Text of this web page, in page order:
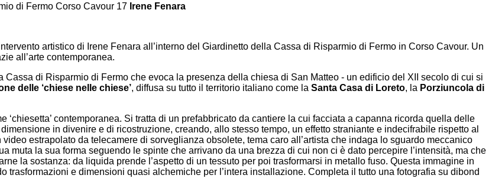
di Fermo Corso Cavour 17 Irene Fenara
artistico di Irene Fenara all’interno del Giardinetto della Cassa di Risparmio di Fermo in Corso Cavour. Un
all’arte contemporanea.
Cassa di Risparmio di Fermo che evoca la presenza della chiesa di San Matteo - un edificio del XII secolo di cui si
delle ‘chiese nelle chiese’, diffusa su tutto il territorio italiano come la Santa Casa di Loreto, la Porziuncola di
‘chiesetta’ contemporanea. Si tratta di un prefabbricato da cantiere la cui facciata a capanna ricorda quella delle
in divenire e di ricostruzione, creando, allo stesso tempo, un effetto straniante e indecifrabile rispetto al
estrapolato da telecamere di sorveglianza obsolete, tema caro all’artista che indaga lo sguardo meccanico
muta la sua forma seguendo le spinte che arrivano da una brezza di cui non ci è dato percepire l’intensità, ma che
la sostanza: da liquida prende l’aspetto di un tessuto per poi trasformarsi in metallo fuso. Questa immagine in
trasformazioni e dimensioni quasi alchemiche per l’intera installazione. Completa il tutto una fotografia su dibond